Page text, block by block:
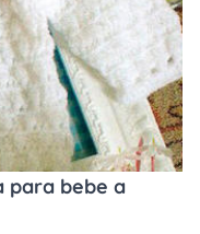
para bebe a